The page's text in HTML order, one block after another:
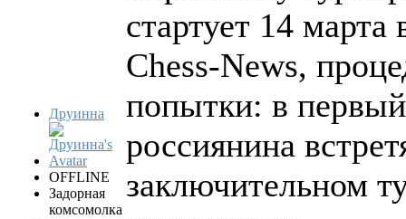
Друинна
OFFLINE
Задорная
комсомолка
стартует 14
Chess-News,
попытки: в первый
россиянина
заключительном